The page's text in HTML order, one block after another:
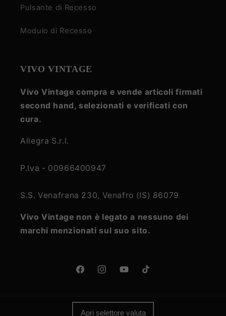
Pulsante di Recesso
Modulo di Recesso
VIVO VINTAGE
Vivo Vintage compra e vende articoli firmati
second hand, selezionati e verificati con
cura.
Allegra S.r.l.
P.Iva - 00966400947
S.S. Venafrana 230, Venafro (IS) 86079
Vivo Vintage non è legato a nessuno dei
marchi menzionati sul suo sito.
FacebookInstagramYouTubeTikTok
Apri selettore valuta